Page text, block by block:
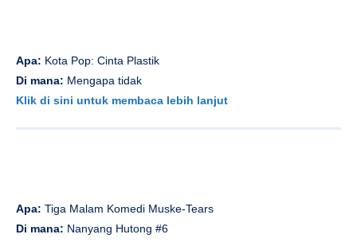
Apa: Kota Pop: Cinta Plastik
Di mana: Mengapa tidak
Klik di sini untuk membaca lebih lanjut
Apa: Tiga Malam Komedi Muske-Tears
Di mana: Nanyang Hutong #6